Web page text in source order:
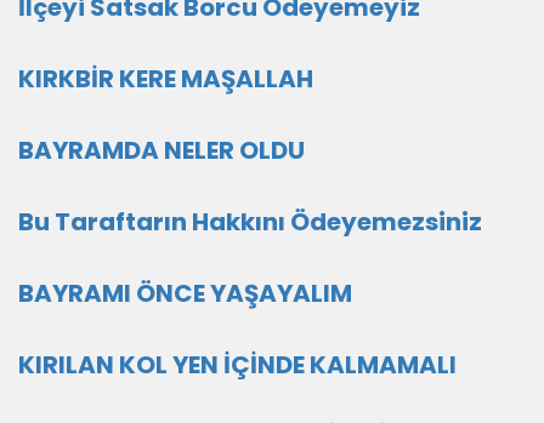
İlçeyi Satsak Borcu Ödeyemeyiz
KIRKBİR KERE MAŞALLAH
BAYRAMDA NELER OLDU
Bu Taraftarın Hakkını Ödeyemezsiniz
BAYRAMI ÖNCE YAŞAYALIM
KIRILAN KOL YEN İÇİNDE KALMAMALI